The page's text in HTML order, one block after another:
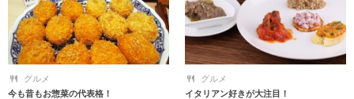
グルメ
今も昔もお惣菜の代表格！
グルメ
イタリアン好きが大注目！